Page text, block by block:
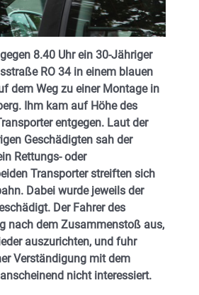
8.40 Uhr ein 30-Jähriger
RO 34 in einem blauen
dem Weg zu einer Montage in
Ihm kam auf Höhe des
entgegen. Laut der
Geschädigten sah der
Rettungs- oder
Transporter streiften sich
Dabei wurde jeweils der
Der Fahrer des
nach dem Zusammenstoß aus,
auszurichten, und fuhr
Verständigung mit dem
nicht interessiert.